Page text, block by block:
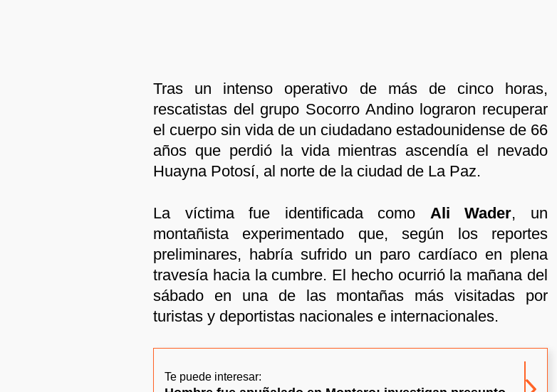
Tras un intenso operativo de más de cinco horas,
rescatistas del grupo Socorro Andino lograron recuperar
el cuerpo sin vida de un ciudadano estadounidense de 66
años que perdió la vida mientras ascendía el nevado
Huayna Potosí, al norte de la ciudad de La Paz.
La víctima fue identificada como Ali Wader, un
montañista experimentado que, según los reportes
preliminares, habría sufrido un paro cardíaco en plena
travesía hacia la cumbre. El hecho ocurrió la mañana del
sábado en una de las montañas más visitadas por
turistas y deportistas nacionales e internacionales.
Te puede interesar: